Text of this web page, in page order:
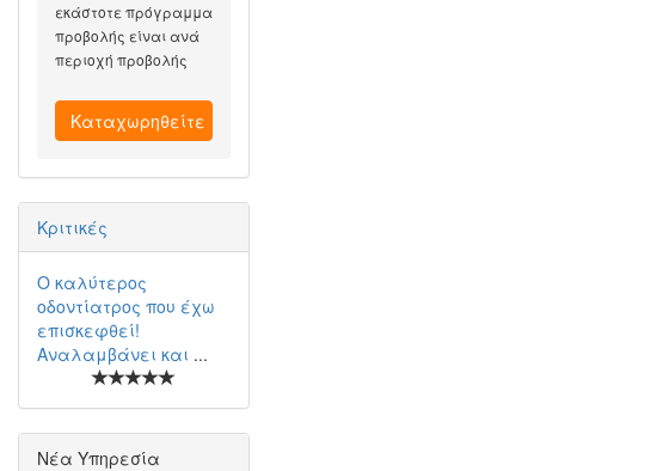
εκάστοτε πρόγραμμα
προβολής είναι ανά
περιοχή προβολής
Καταχωρηθείτε
Κριτικές
Ο καλύτερος
οδοντίατρος που έχω
επισκεφθεί!
Αναλαμβάνει και ...
Νέα Υπηρεσία